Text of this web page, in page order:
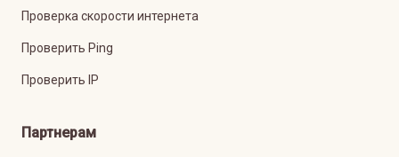
Проверка скорости интернета
Проверить Ping
Проверить IP
Партнерам